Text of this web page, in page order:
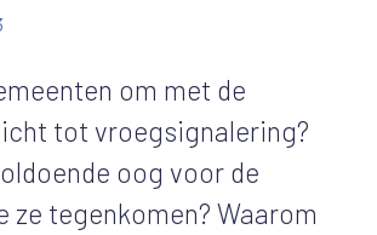
om met de
tot vroegsignalering?
oog voor de
ze tegenkomen? Waarom